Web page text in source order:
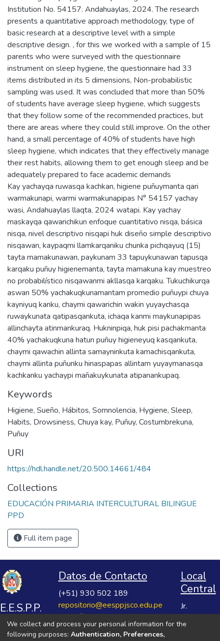
Institution No. 54157. Andahuaylas, 2024. The research
presents a quantitative approach methodology, type of
basic research at a descriptive level with a simple
descriptive design. , for this we worked with a sample of 15
parents who were surveyed with the questionnaire
instrument on sleep hygiene, the questionnaire had 33
items distributed in its 5 dimensions, Non-probabilistic
sampling was used. It was concluded that more than 50%
of students have average sleep hygiene, which suggests
that they follow some of the recommended practices, but
there are areas where they could still improve. On the other
hand, a small percentage of 40% of students have high
sleep hygiene, which indicates that they effectively manage
their rest habits, allowing them to get enough sleep and be
adequately prepared to face academic demands
Kay yachayqa ruwasqa kachkan, higiene puñuymanta qari
warmakunapi, warmi warmakunapipas N° 54157 yachay
wasi, Andahuaylas llaqta, 2024 watapi. Kay yachay
maskayqa qawarichikun enfoque cuantitativo nisqa, básica
nisqa, nivel descriptivo nisqapi huk diseño simple descriptivo
nisqawan, kaypaqmi llamkarqaniku chunka pichqayuq (15)
tayta mamakunawan, paykunam 33 tapuykunawan tapusqa
karqaku puñuy higienemanta, tayta mamakuna kay muestreo
no probabilístico nisqawanmi akllasqa karqaku. Tukuchikurqa
aswan 50% yachakuqkunamantam promedio puñuypi chuya
kayniyuq kanku, chaymi qawarichin wakin yuyaychasqa
ruwaykunata qatipasqankuta, ichaqa kanmi maykunapipas
allinchayta atinmankuraq. Hukninpiqa, huk pisi pachakmanta
40% yachakuqkuna hatun puñuy higieneyuq kasqankuta,
chaymi qawachin allinta samayninkuta kamachisqankuta,
chaymi allinta puñunku hinaspapas allintam yuyaymanasqa
kachkanku yachaypi mañakuykunata atipanankupaq.
Keywords
Higiene, Sueño, Hábitos, Somnolencia, Hygiene, Sleep,
Habits, Drowsiness, Chuya kay, Puñuy, Costumbrekuna,
Puñuy
URI
https://hdl.handle.net/20.500.14661/484
Collections
EDUCACIÓN PRIMARIA INTERCULTURAL BILINGUE
PPD
Full item page
E.E.S.P.P.
José
Salvador
Datos de Contacto
(+51) 930 502 189
repositorio@eesppjsco.edu.pe
https://repositorio.eesppjsco.edu.pe
Local
Central
Jr.
No 624
We collect and process your personal information for the
following purposes: Authentication, Preferences,